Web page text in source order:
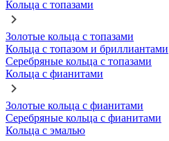
Кольца с топазами
Золотые кольца с топазами
Кольца с топазом и бриллиантами
Серебряные кольца с топазами
Кольца с фианитами
Золотые кольца с фианитами
Серебряные кольца с фианитами
Кольца с эмалью